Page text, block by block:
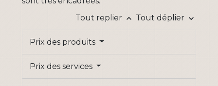
Tout replier keyboard_arrow_up Tout déplier keyboard_arrow_down
Prix des produits
Prix des services